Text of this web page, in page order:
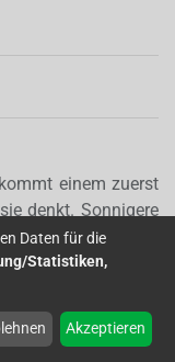
einem zuerst
denkt. Sonnigere
Probleme. Sie
einen schönen
(
Daten für die
Statistiken,
Akzeptieren